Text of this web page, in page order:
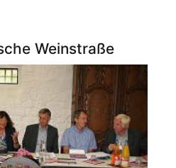
Weinstraße